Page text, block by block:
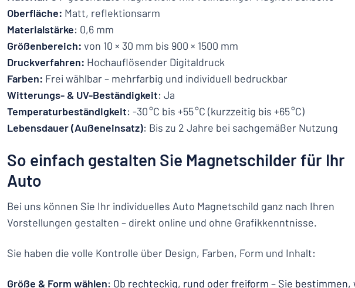
Oberfläche: Matt, reflektionsarm
Materialstärke: 0,6 mm
Größenbereich: von 10 × 30 mm bis 900 × 1500 mm
Druckverfahren: Hochauflösender Digitaldruck
Farben: Frei wählbar – mehrfarbig und individuell bedruckbar
Witterungs- & UV-Beständigkeit: Ja
Temperaturbeständigkeit: -30 °C bis +55 °C (kurzzeitig bis +65 °C)
Lebensdauer (Außeneinsatz): Bis zu 2 Jahre bei sachgemäßer Nutzung
So einfach gestalten Sie Magnetschilder für Ihr
Auto
Bei uns können Sie Ihr individuelles Auto Magnetschild ganz nach Ihren
Vorstellungen gestalten – direkt online und ohne Grafikkenntnisse.
Sie haben die volle Kontrolle über Design, Farben, Form und Inhalt:
Größe & Form wählen: Ob rechteckig, rund oder freiform – Sie bestimmen,